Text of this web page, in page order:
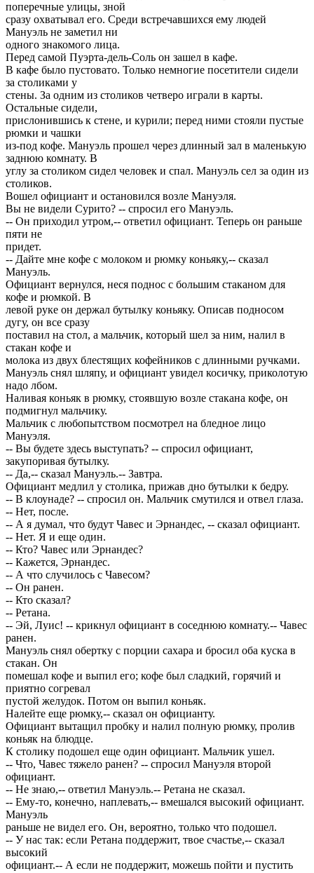
поперечные улицы, зной
сразу охватывал его. Среди встречавшихся ему людей
Мануэль не заметил ни
одного знакомого лица.
Перед самой Пуэрта-дель-Соль он зашел в кафе.
В кафе было пустовато. Только немногие посетители сидели
за столиками у
стены. За одним из столиков четверо играли в карты.
Остальные сидели,
прислонившись к стене, и курили; перед ними стояли пустые
рюмки и чашки
из-под кофе. Мануэль прошел через длинный зал в маленькую
заднюю комнату. В
углу за столиком сидел человек и спал. Мануэль сел за один из
столиков.
Вошел официант и остановился возле Мануэля.
Вы не видели Сурито? -- спросил его Мануэль.
-- Он приходил утром,-- ответил официант. Теперь он раньше
пяти не
придет.
-- Дайте мне кофе с молоком и рюмку коньяку,-- сказал
Мануэль.
Официант вернулся, неся поднос с большим стаканом для
кофе и рюмкой. В
левой руке он держал бутылку коньяку. Описав подносом
дугу, он все сразу
поставил на стол, а мальчик, который шел за ним, налил в
стакан кофе и
молока из двух блестящих кофейников с длинными ручками.
Мануэль снял шляпу, и официант увидел косичку, приколотую
надо лбом.
Наливая коньяк в рюмку, стоявшую возле стакана кофе, он
подмигнул мальчику.
Мальчик с любопытством посмотрел на бледное лицо
Мануэля.
-- Вы будете здесь выступать? -- спросил официант,
закупоривая бутылку.
-- Да,-- сказал Мануэль.-- Завтра.
Официант медлил у столика, прижав дно бутылки к бедру.
-- В клоунаде? -- спросил он. Мальчик смутился и отвел глаза.
-- Нет, после.
-- А я думал, что будут Чавес и Эрнандес, -- сказал официант.
-- Нет. Я и еще один.
-- Кто? Чавес или Эрнандес?
-- Кажется, Эрнандес.
-- А что случилось с Чавесом?
-- Он ранен.
-- Кто сказал?
-- Ретана.
-- Эй, Луис! -- крикнул официант в соседнюю комнату.-- Чавес
ранен.
Мануэль снял обертку с порции сахара и бросил оба куска в
стакан. Он
помешал кофе и выпил его; кофе был сладкий, горячий и
приятно согревал
пустой желудок. Потом он выпил коньяк.
Налейте еще рюмку,-- сказал он официанту.
Официант вытащил пробку и налил полную рюмку, пролив
коньяк на блюдце.
К столику подошел еще один официант. Мальчик ушел.
-- Что, Чавес тяжело ранен? -- спросил Мануэля второй
официант.
-- Не знаю,-- ответил Мануэль.-- Ретана не сказал.
-- Ему-то, конечно, наплевать,-- вмешался высокий официант.
Мануэль
раньше не видел его. Он, вероятно, только что подошел.
-- У нас так: если Ретана поддержит, твое счастье,-- сказал
высокий
официант.-- А если не поддержит, можешь пойти и пустить